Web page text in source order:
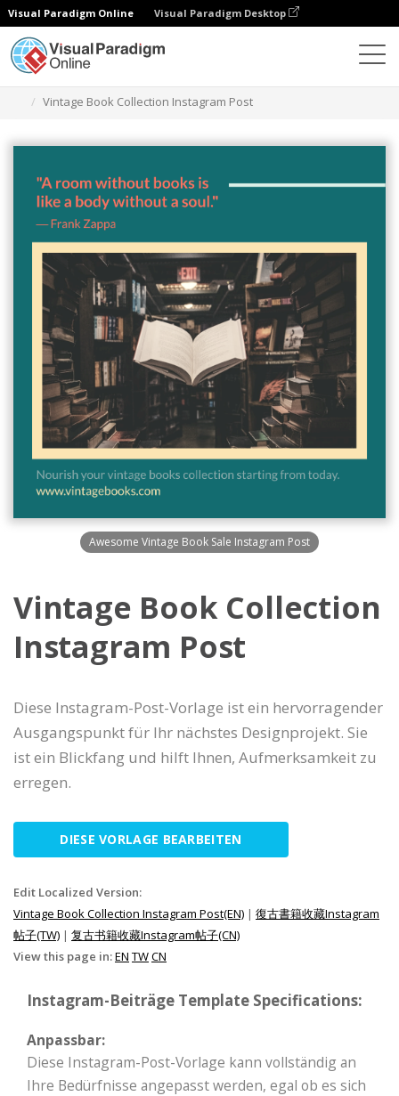
Visual Paradigm Online Visual Paradigm Desktop
Vintage Book Collection Instagram Post
Awesome Vintage Book Sale Instagram Post
Vintage Book Collection
Instagram Post
Diese Instagram-Post-Vorlage ist ein hervorragender
Ausgangspunkt für Ihr nächstes Designprojekt. Sie
ist ein Blickfang und hilft Ihnen, Aufmerksamkeit zu
erregen.
DIESE VORLAGE BEARBEITEN
Edit Localized Version:
Vintage Book Collection Instagram Post(EN) | 復古書籍收藏Instagram
帖子(TW) | 复古书籍收藏Instagram帖子(CN)
View this page in:EN TWCN
Instagram-Beiträge Template Specifications:
Anpassbar:
Diese Instagram-Post-Vorlage kann vollständig an
Ihre Bedürfnisse angepasst werden, egal ob es sich